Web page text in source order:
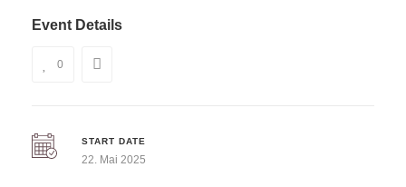
Event Details
0
START DATE
22. Mai 2025